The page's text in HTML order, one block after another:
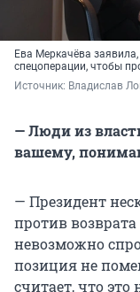
Ева Меркачёва
спецоперации, чтобы
Источник: Владислав
— Люди из
вашему,
— Президент
против
невозможно
позиция не
считает, что